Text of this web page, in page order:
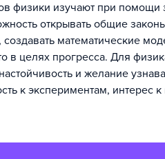
физики изучают при помощи
открывать общие
математические
в целях прогресса. Для
и желание
к экспериментам, интерес